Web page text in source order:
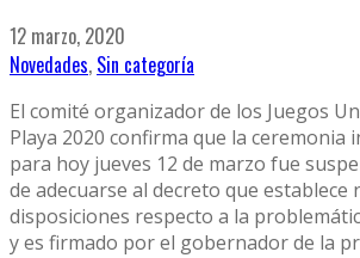
12 marzo, 2020
Novedades, Sin categoría
El comité organizador de los Juegos
Playa 2020 confirma que la ceremonia
para hoy jueves 12 de marzo fue
de adecuarse al decreto que establece
disposiciones respecto a la
y es firmado por el gobernador de la